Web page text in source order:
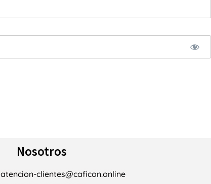
Nosotros
atencion-clientes@caficon.online